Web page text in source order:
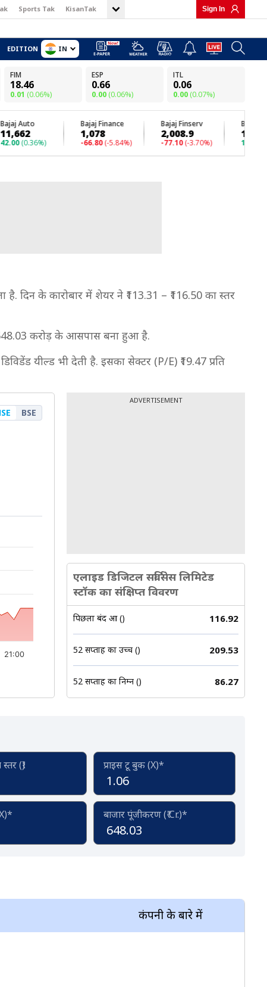
Sports Tak KisanTak Sign In
EDITION IN
दिन के कारोबार में शेयर ने ₹113.31 – ₹116.50 का स्तर
करोड़ के आसपास बना हुआ है.
यील्ड भी देती है. इसका सेक्टर (P/E) ₹19.47 प्रति
BSE
21:00
ADVERTISEMENT
एलाइड डिजिटल सर्विसेस लिमिटेड
स्टॉक का संक्षिप्त विवरण
पिछला बंद हुआ (₹) 116.92
52 सप्ताह का उच्च (₹) 209.53
52 सप्ताह का निम्न (₹) 86.27
(₹) प्राइस टू बुक (X)*
1.06
बाजार पूंजीकरण (₹ Cr.)*
648.03
कंपनी के बारे में